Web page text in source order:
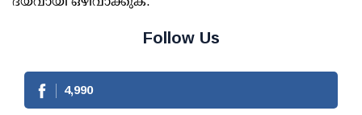
Follow Us
4,990